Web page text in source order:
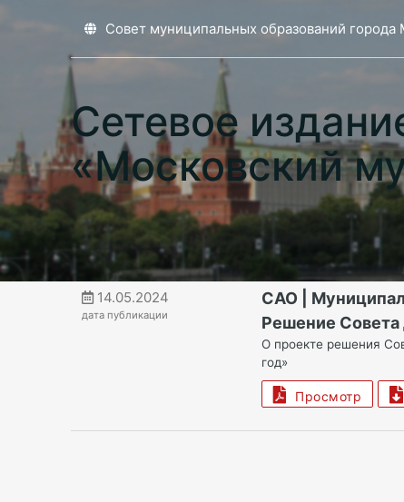
Совет муниципальных образований города
Сетевое
«Московский
14.05.2024
дата публикации
САО |
Решение
О проекте решения
год»
Просмотр